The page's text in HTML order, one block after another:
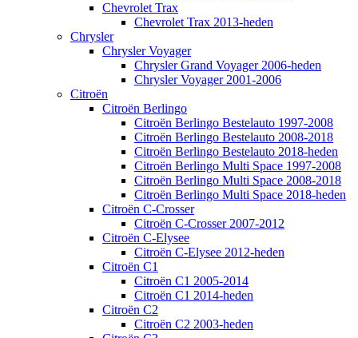
Chevrolet Trax
Chevrolet Trax 2013-heden
Chrysler
Chrysler Voyager
Chrysler Grand Voyager 2006-heden
Chrysler Voyager 2001-2006
Citroën
Citroën Berlingo
Citroën Berlingo Bestelauto 1997-2008
Citroën Berlingo Bestelauto 2008-2018
Citroën Berlingo Bestelauto 2018-heden
Citroën Berlingo Multi Space 1997-2008
Citroën Berlingo Multi Space 2008-2018
Citroën Berlingo Multi Space 2018-heden
Citroën C-Crosser
Citroën C-Crosser 2007-2012
Citroën C-Elysee
Citroën C-Elysee 2012-heden
Citroën C1
Citroën C1 2005-2014
Citroën C1 2014-heden
Citroën C2
Citroën C2 2003-heden